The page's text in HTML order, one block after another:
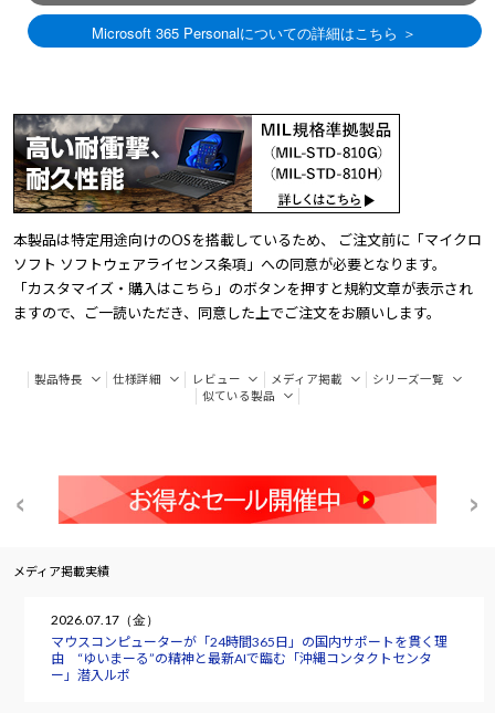
本製品は特定用途向けのOSを搭載しているため、 ご注文前に「マイクロ
ソフト ソフトウェアライセンス条項」への同意が必要となります。
「カスタマイズ・購入はこちら」のボタンを押すと規約文章が表示され
ますので、ご一読いただき、同意した上でご注文をお願いします。
製品特長 仕様詳細 レビュー メディア掲載
シリーズ一覧
似ている製品
メディア掲載実績
2026.07.17（金）
マウスコンピューターが「24時間365日」の国内サポートを貫く理
由 “ゆいまーる”の精神と最新AIで臨む「沖縄コンタクトセンタ
ー」潜入ルポ